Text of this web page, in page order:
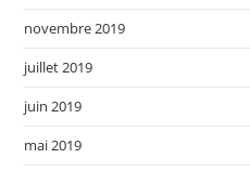
novembre 2019
juillet 2019
juin 2019
mai 2019